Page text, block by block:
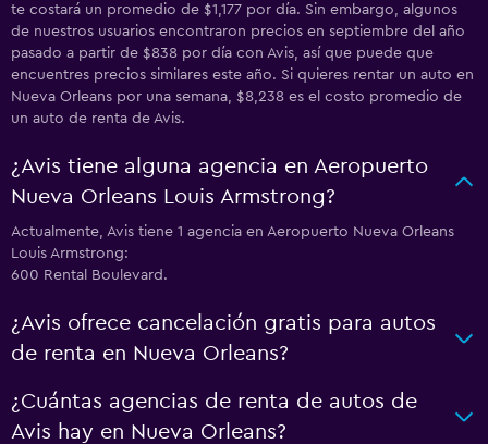
te costará un promedio de $1,177 por día. Sin embargo, algunos
de nuestros usuarios encontraron precios en septiembre del año
pasado a partir de $838 por día con Avis, así que puede que
encuentres precios similares este año. Si quieres rentar un auto en
Nueva Orleans por una semana, $8,238 es el costo promedio de
un auto de renta de Avis.
¿Avis tiene alguna agencia en Aeropuerto
Nueva Orleans Louis Armstrong?
Actualmente, Avis tiene 1 agencia en Aeropuerto Nueva Orleans
Louis Armstrong:
600 Rental Boulevard.
¿Avis ofrece cancelación gratis para autos
de renta en Nueva Orleans?
¿Cuántas agencias de renta de autos de
Avis hay en Nueva Orleans?